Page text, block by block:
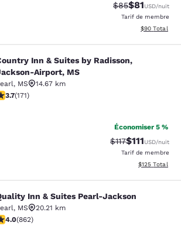
Tarif barré :
$85Tarif réduit :
$81USD/nuit
Tarif de membre
Afficher les
$90 Total
& Suites by Radisson,
Inn & Suites by Radisson,
Airport, MS
, MS
14.67 km
étoiles. Bien. 171 commentaires
3.7(171)
Économiser 5 %
Tarif barré :
$117Tarif réduit :
$111USD/nuit
Tarif de membre
Afficher les
$125 Total
& Suites Pearl-Jackson
Inn & Suites Pearl-Jackson
, MS
20.21 km
étoiles. Très bon. 862 commentaires
4.0(862)